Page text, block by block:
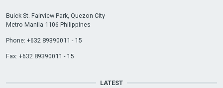
Buick St. Fairview Park, Quezon City
Metro Manila 1106 Philippines
Phone: +632 89390011 - 15
Fax: +632 89390011 - 15
LATEST